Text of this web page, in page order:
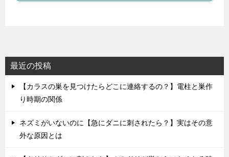
最近の投稿
【カラスの巣を見つけたらどこに連絡するの？】電柱と巣作
り時期の関係
ネズミがいないのに【急にダニに刺されたら？】実はその意
外な原因とは